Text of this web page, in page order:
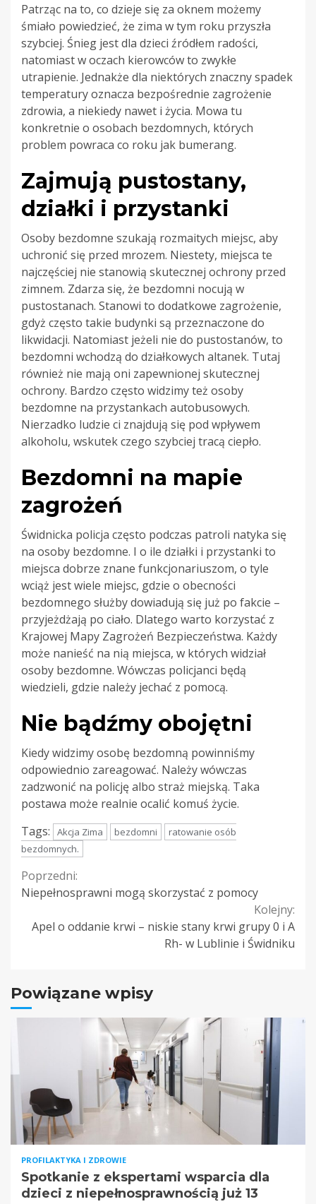
Patrząc na to, co dzieje się za oknem możemy
śmiało powiedzieć, że zima w tym roku przyszła
szybciej. Śnieg jest dla dzieci źródłem radości,
natomiast w oczach kierowców to zwykłe
utrapienie. Jednakże dla niektórych znaczny spadek
temperatury oznacza bezpośrednie zagrożenie
zdrowia, a niekiedy nawet i życia. Mowa tu
konkretnie o osobach bezdomnych, których
problem powraca co roku jak bumerang.
Zajmują pustostany,
działki i przystanki
Osoby bezdomne szukają rozmaitych miejsc, aby
uchronić się przed mrozem. Niestety, miejsca te
najczęściej nie stanowią skutecznej ochrony przed
zimnem. Zdarza się, że bezdomni nocują w
pustostanach. Stanowi to dodatkowe zagrożenie,
gdyż często takie budynki są przeznaczone do
likwidacji. Natomiast jeżeli nie do pustostanów, to
bezdomni wchodzą do działkowych altanek. Tutaj
również nie mają oni zapewnionej skutecznej
ochrony. Bardzo często widzimy też osoby
bezdomne na przystankach autobusowych.
Nierzadko ludzie ci znajdują się pod wpływem
alkoholu, wskutek czego szybciej tracą ciepło.
Bezdomni na mapie
zagrożeń
Świdnicka policja często podczas patroli natyka się
na osoby bezdomne. I o ile działki i przystanki to
miejsca dobrze znane funkcjonariuszom, o tyle
wciąż jest wiele miejsc, gdzie o obecności
bezdomnego służby dowiadują się już po fakcie –
przyjeżdżają po ciało. Dlatego warto korzystać z
Krajowej Mapy Zagrożeń Bezpieczeństwa. Każdy
może nanieść na nią miejsca, w których widział
osoby bezdomne. Wówczas policjanci będą
wiedzieli, gdzie należy jechać z pomocą.
Nie bądźmy obojętni
Kiedy widzimy osobę bezdomną powinniśmy
odpowiednio zareagować. Należy wówczas
zadzwonić na policję albo straż miejską. Taka
postawa może realnie ocalić komuś życie.
Tags:
Akcja Zima bezdomni
ratowanie osób
bezdomnych.
Continue
Reading
Poprzedni:
Niepełnosprawni mogą skorzystać z pomocy
Kolejny:
Apel o oddanie krwi – niskie stany krwi grupy 0 i A
Rh- w Lublinie i Świdniku
Powiązane wpisy
PROFILAKTYKA I ZDROWIE
Spotkanie z ekspertami wsparcia dla
dzieci z niepełnosprawnością już 13